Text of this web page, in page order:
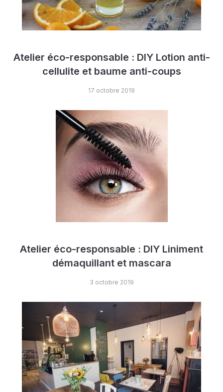
Atelier éco-responsable : DIY Lotion anti-
cellulite et baume anti-coups
17 octobre 2019
Atelier éco-responsable : DIY Liniment
démaquillant et mascara
3 octobre 2019